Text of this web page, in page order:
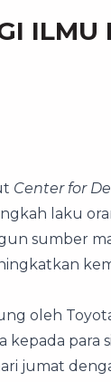
ILMU
Center for
laku
sumber
oleh
para
jumat